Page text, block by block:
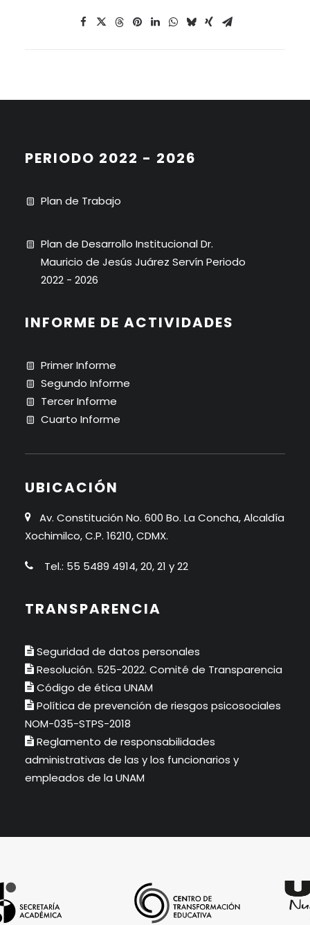
PERIODO 2022 - 2026
Plan de Trabajo
Plan de Desarrollo Institucional Dr.
Mauricio de Jesús Juárez Servín Periodo
2022 - 2026
INFORME DE ACTIVIDADES
Primer Informe
Segundo Informe
Tercer Informe
Cuarto Informe
UBICACIÓN
Av. Constitución No. 600 Bo. La Concha, Alcaldía
Xochimilco, C.P. 16210, CDMX.
Tel.: 55 5489 4914, 20, 21 y 22
TRANSPARENCIA
Seguridad de datos personales
Resolución. 525-2022. Comité de Transparencia
Código de ética UNAM
Política de prevención de riesgos psicosociales
NOM-035-STPS-2018
Reglamento de responsabilidades
administrativas de las y los funcionarios y
empleados de la UNAM